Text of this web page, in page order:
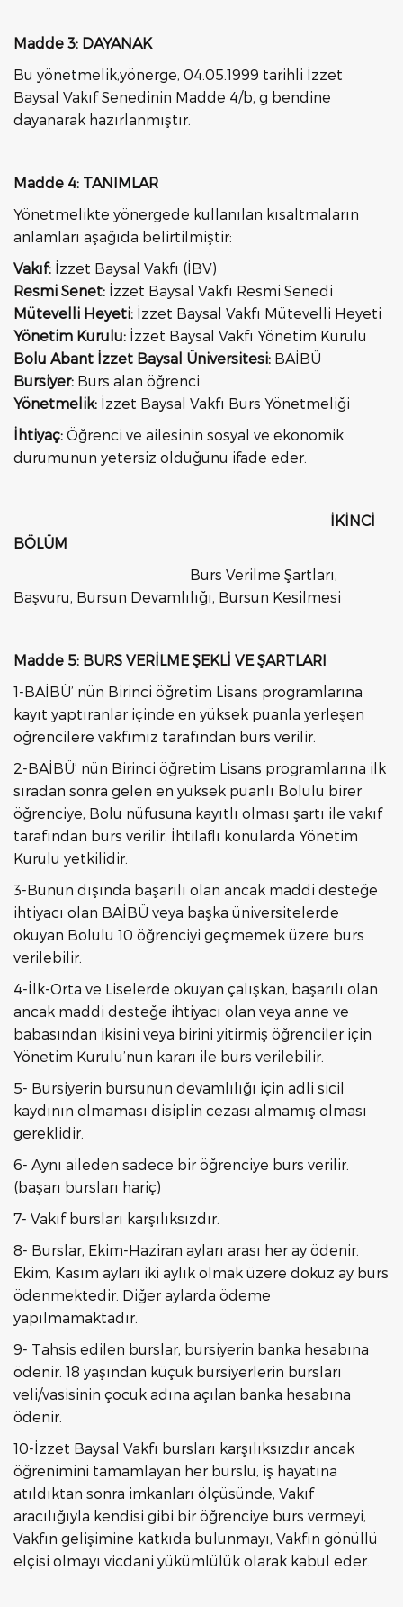
Madde 3: DAYANAK
Bu yönetmelik,yönerge, 04.05.1999 tarihli İzzet
Baysal Vakıf Senedinin Madde 4/b, g bendine
dayanarak hazırlanmıştır.
Madde 4: TANIMLAR
Yönetmelikte yönergede kullanılan kısaltmaların
anlamları aşağıda belirtilmiştir:
Vakıf: İzzet Baysal Vakfı (İBV)
Resmi Senet: İzzet Baysal Vakfı Resmi Senedi
Mütevelli Heyeti: İzzet Baysal Vakfı Mütevelli Heyeti
Yönetim Kurulu: İzzet Baysal Vakfı Yönetim Kurulu
Bolu Abant İzzet Baysal Üniversitesi: BAİBÜ
Bursiyer: Burs alan öğrenci
Yönetmelik: İzzet Baysal Vakfı Burs Yönetmeliği
İhtiyaç: Öğrenci ve ailesinin sosyal ve ekonomik
durumunun yetersiz olduğunu ifade eder.
İKİNCİ
BÖLÜM
Burs Verilme Şartları,
Başvuru, Bursun Devamlılığı, Bursun Kesilmesi
Madde 5: BURS VERİLME ŞEKLİ VE ŞARTLARI
1-BAİBÜ’ nün Birinci öğretim Lisans programlarına
kayıt yaptıranlar içinde en yüksek puanla yerleşen
öğrencilere vakfımız tarafından burs verilir.
2-BAİBÜ’ nün Birinci öğretim Lisans programlarına ilk
sıradan sonra gelen en yüksek puanlı Bolulu birer
öğrenciye, Bolu nüfusuna kayıtlı olması şartı ile vakıf
tarafından burs verilir. İhtilaflı konularda Yönetim
Kurulu yetkilidir.
3-Bunun dışında başarılı olan ancak maddi desteğe
ihtiyacı olan BAİBÜ veya başka üniversitelerde
okuyan Bolulu 10 öğrenciyi geçmemek üzere burs
verilebilir.
4-İlk-Orta ve Liselerde okuyan çalışkan, başarılı olan
ancak maddi desteğe ihtiyacı olan veya anne ve
babasından ikisini veya birini yitirmiş öğrenciler için
Yönetim Kurulu’nun kararı ile burs verilebilir.
5- Bursiyerin bursunun devamlılığı için adli sicil
kaydının olmaması disiplin cezası almamış olması
gereklidir.
6- Aynı aileden sadece bir öğrenciye burs verilir.
(başarı bursları hariç)
7- Vakıf bursları karşılıksızdır.
8- Burslar, Ekim-Haziran ayları arası her ay ödenir.
Ekim, Kasım ayları iki aylık olmak üzere dokuz ay burs
ödenmektedir. Diğer aylarda ödeme
yapılmamaktadır.
9- Tahsis edilen burslar, bursiyerin banka hesabına
ödenir. 18 yaşından küçük bursiyerlerin bursları
veli/vasisinin çocuk adına açılan banka hesabına
ödenir.
10-İzzet Baysal Vakfı bursları karşılıksızdır ancak
öğrenimini tamamlayan her burslu, iş hayatına
atıldıktan sonra imkanları ölçüsünde, Vakıf
aracılığıyla kendisi gibi bir öğrenciye burs vermeyi,
Vakfın gelişimine katkıda bulunmayı, Vakfın gönüllü
elçisi olmayı vicdani yükümlülük olarak kabul eder.